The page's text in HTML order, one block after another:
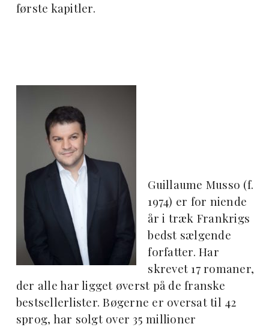
første kapitler.
Guillaume Musso (f.
1974) er for niende
år i træk Frankrigs
bedst sælgende
forfatter. Har
skrevet 17romaner,
der alle har ligget øverst på de franske
bestsellerlister. Bøgerne er oversat til 42
sprog, har solgt over 35 millioner